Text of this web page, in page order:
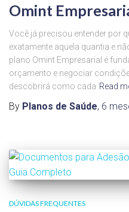
Omint
Você já precisou entender por
exatamente aquela quantia e
plano Omint Empresarial é
orçamento e negociar
descobrirá como cada Read
By Planos de Saúde, 6
DÚVIDAS FREQUENTES